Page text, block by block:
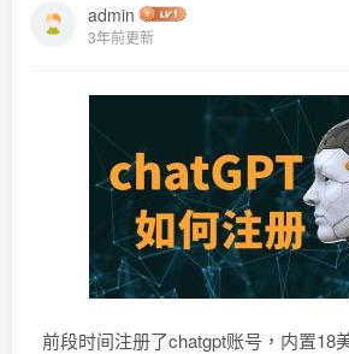
admin
3年前更新
前段时间注册了chatgpt账号，内置18